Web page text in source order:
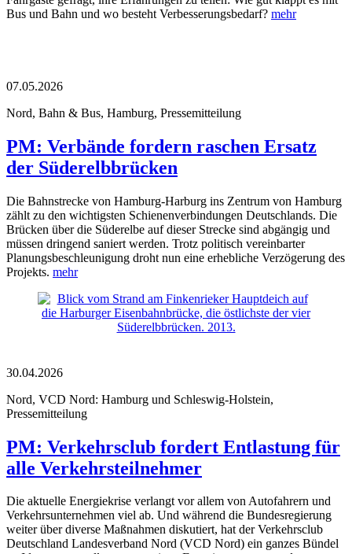
Bus und Bahn und wo besteht Verbesserungsbedarf? mehr
07.05.2026
Nord, Bahn & Bus, Hamburg, Pressemitteilung
PM: Verbände fordern raschen Ersatz
der Süderelbbrücken
Die Bahnstrecke von Hamburg-Harburg ins Zentrum von Hamburg
zählt zu den wichtigsten Schienenverbindungen Deutschlands. Die
Brücken über die Süderelbe auf dieser Strecke sind abgängig und
müssen dringend saniert werden. Trotz politisch vereinbarter
Planungsbeschleunigung droht nun eine erhebliche Verzögerung des
Projekts. mehr
30.04.2026
Nord, VCD Nord: Hamburg und Schleswig-Holstein,
Pressemitteilung
PM: Verkehrsclub fordert Entlastung für
alle Verkehrsteilnehmer
Die aktuelle Energiekrise verlangt vor allem von Autofahrern und
Verkehrsunternehmen viel ab. Und während die Bundesregierung
weiter über diverse Maßnahmen diskutiert, hat der Verkehrsclub
Deutschland Landesverband Nord (VCD Nord) ein ganzes Bündel